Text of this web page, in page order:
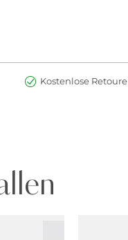
Kostenlose Retoure